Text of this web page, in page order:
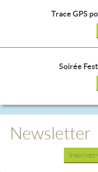
Trace GPS
Soirée
Newsletter